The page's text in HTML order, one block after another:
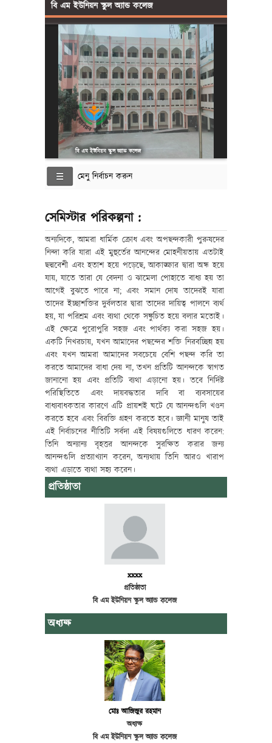
বি এম ইউনিয়ন স্কুল অ্যান্ড কলেজ
বি এম ইউনিয়ন স্কুল অ্যান্ড কলেজ
মেনু নির্বাচন করুন
সেমিস্টার পরিকল্পনা :
অন্যদিকে, আমরা ধার্মিক ক্রোধ এবং অপছন্দকারী পুরুষদের
নিন্দা করি যারা এই মুহুর্তের আনন্দের মোহনীয়তায় এতটাই
ছদ্মবেশী এবং হতাশ হয়ে পড়েছে, আকাঙ্ক্ষার দ্বারা অন্ধ হয়ে
যায়, যাতে তারা যে বেদনা ও ঝামেলা পোহাতে বাধ্য হয় তা
আগেই বুঝতে পারে না; এবং সমান দোষ তাদেরই যারা
তাদের ইচ্ছাশক্তির দুর্বলতার দ্বারা তাদের দায়িত্ব পালনে ব্যর্থ
হয়, যা পরিশ্রম এবং ব্যথা থেকে সঙ্কুচিত হয়ে বলার মতোই।
এই ক্ষেত্রে পুরোপুরি সহজ এবং পার্থক্য করা সহজ হয়।
একটি নিখরচায়, যখন আমাদের পছন্দের শক্তি নিরবচ্ছিন্ন হয়
এবং যখন আমরা আমাদের সবচেয়ে বেশি পছন্দ করি তা
করতে আমাদের বাধা দেয় না, তখন প্রতিটি আনন্দকে স্বাগত
জানানো হয় এবং প্রতিটি ব্যথা এড়ানো হয়। তবে নির্দিষ্ট
পরিস্থিতিতে এবং দায়বদ্ধতার দাবি বা ব্যবসায়ের
বাধ্যবাধকতার কারণে এটি প্রায়শই ঘটে যে আনন্দগুলি খণ্ডন
করতে হবে এবং বিরক্তি গ্রহণ করতে হবে। জ্ঞানী মানুষ তাই
এই নির্বাচনের নীতিটি সর্বদা এই বিষয়গুলিতে ধারণ করেন:
তিনি অন্যান্য বৃহত্তর আনন্দকে সুরক্ষিত করার জন্য
আনন্দগুলি প্রত্যাখ্যান করেন, অন্যথায় তিনি আরও খারাপ
ব্যথা এড়াতে ব্যথা সহ্য করেন।
প্রতিষ্ঠাতা
xxxx
প্রতিষ্ঠাতা
বি এম ইউনিয়ন স্কুল অ্যান্ড কলেজ
অধ্যক্ষ
মোঃ আজিজুর রহমান
অধ্যক্ষ
বি এম ইউনিয়ন স্কুল অ্যান্ড কলেজ